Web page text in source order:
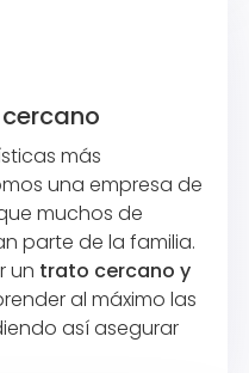
más
una empresa de
muchos de
parte de la familia.
un trato cercano y
al máximo las
así asegurar